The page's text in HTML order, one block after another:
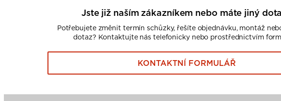
Jste již naším zákazníkem nebo máte jiný
Potřebujete změnit termín schůzky, řešíte objednávku, montáž
dotaz? Kontaktujte nás telefonicky nebo prostřednictvím
KONTAKTNÍ FORMULÁŘ